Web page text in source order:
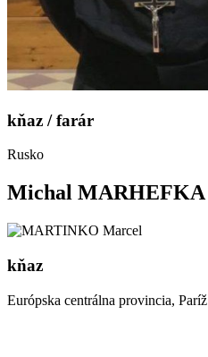
kňaz / farár
Rusko
Michal MARHEFKA
kňaz
Európska centrálna provincia, Paríž